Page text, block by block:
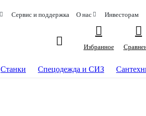
Сервис и поддержка О нас Инвесторам
Избранное
Станки Спецодежда и СИЗ